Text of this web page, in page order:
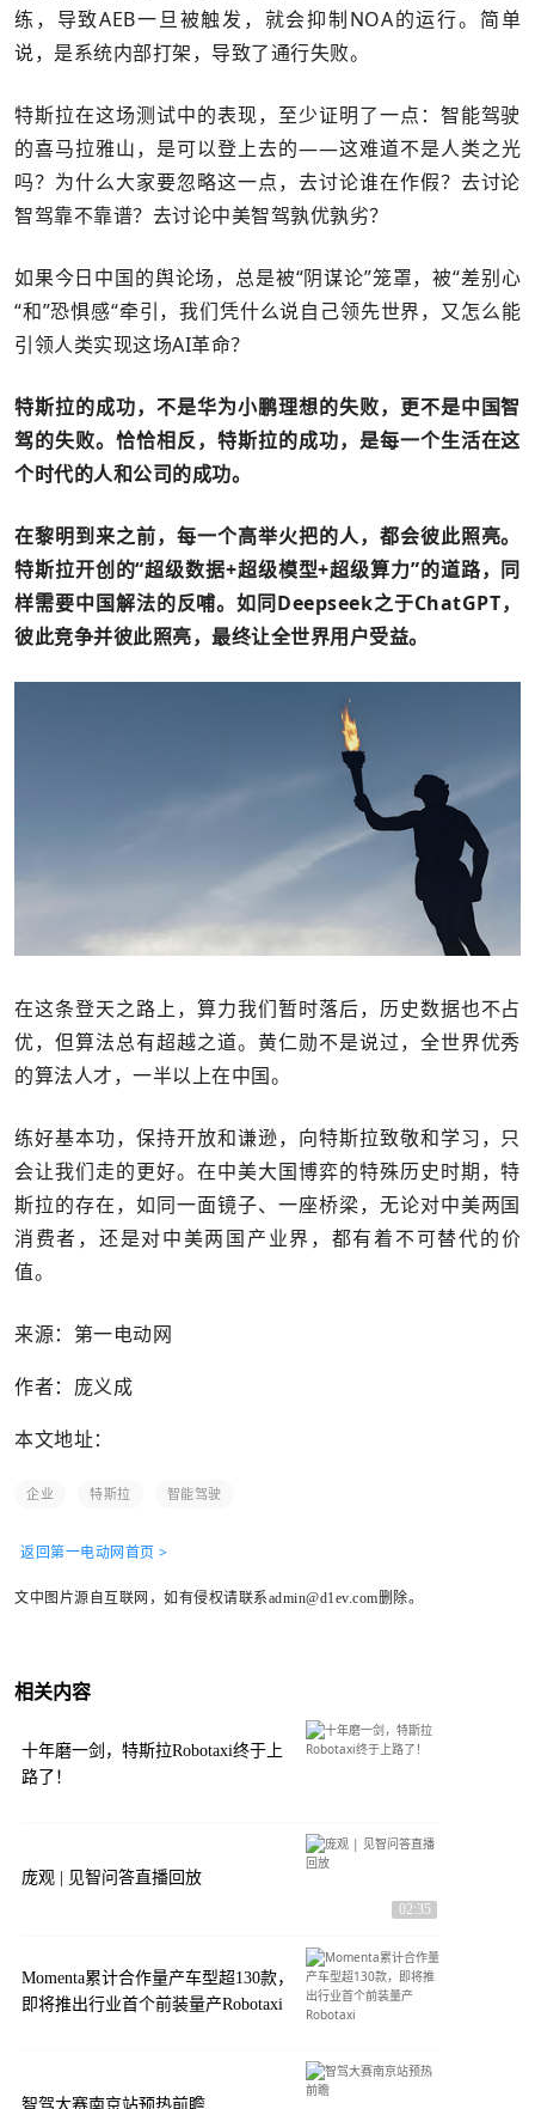
练，导致AEB一旦被触发，就会抑制NOA的运行。简单
说，是系统内部打架，导致了通行失败。
特斯拉在这场测试中的表现，至少证明了一点：智能驾驶
的喜马拉雅山，是可以登上去的——这难道不是人类之光
吗？为什么大家要忽略这一点，去讨论谁在作假？去讨论
智驾靠不靠谱？去讨论中美智驾孰优孰劣？
如果今日中国的舆论场，总是被“阴谋论”笼罩，被“差别心
“和”恐惧感“牵引，我们凭什么说自己领先世界，又怎么能
引领人类实现这场AI革命？
特斯拉的成功，不是华为小鹏理想的失败，更不是中国智
驾的失败。恰恰相反，特斯拉的成功，是每一个生活在这
个时代的人和公司的成功。
在黎明到来之前，每一个高举火把的人，都会彼此照亮。
特斯拉开创的“超级数据+超级模型+超级算力”的道路，同
样需要中国解法的反哺。如同Deepseek之于ChatGPT，
彼此竞争并彼此照亮，最终让全世界用户受益。
在这条登天之路上，算力我们暂时落后，历史数据也不占
优，但算法总有超越之道。黄仁勋不是说过，全世界优秀
的算法人才，一半以上在中国。
练好基本功，保持开放和谦逊，向特斯拉致敬和学习，只
会让我们走的更好。在中美大国博弈的特殊历史时期，特
斯拉的存在，如同一面镜子、一座桥梁，无论对中美两国
消费者，还是对中美两国产业界，都有着不可替代的价
值。
来源：第一电动网
作者：庞义成
本文地址：
企业 特斯拉 智能驾驶
返回第一电动网首页 >
文中图片源自互联网，如有侵权请联系admin@d1ev.com删除。
相关内容
十年磨一剑，特斯拉Robotaxi终于上
路了！
庞观 | 见智问答直播回放
02:35
Momenta累计合作量产车型超130款，
即将推出行业首个前装量产Robotaxi
智驾大赛南京站预热前瞻